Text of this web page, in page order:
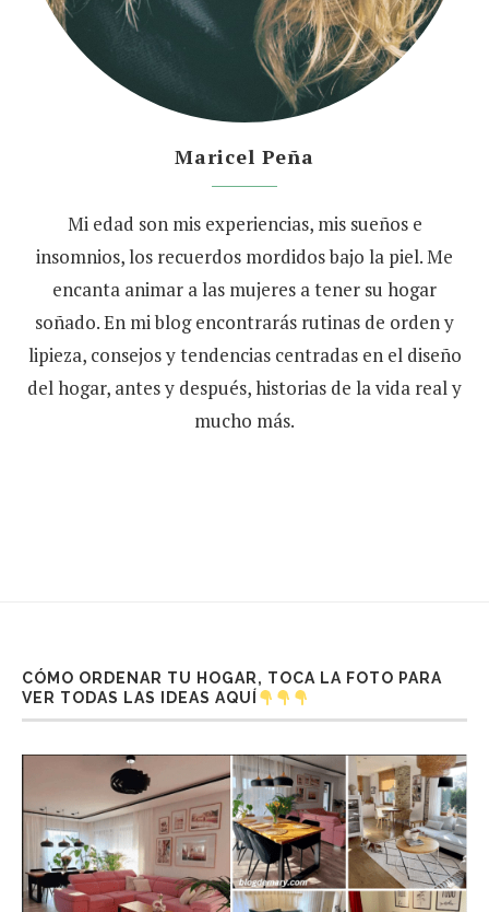
Maricel Peña
Mi edad son mis experiencias, mis sueños e
insomnios, los recuerdos mordidos bajo la piel. Me
encanta animar a las mujeres a tener su hogar
soñado. En mi blog encontrarás rutinas de orden y
lipieza, consejos y tendencias centradas en el diseño
del hogar, antes y después, historias de la vida real y
mucho más.
CÓMO ORDENAR TU HOGAR, TOCA LA FOTO PARA
VER TODAS LAS IDEAS AQUÍ